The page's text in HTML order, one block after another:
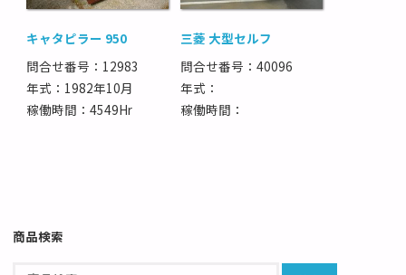
キャタピラー 950
問合せ番号：12983
年式：1982年10月
稼働時間：4549Hr
三菱 大型セルフ
問合せ番号：40096
年式：
稼働時間：
商品検索